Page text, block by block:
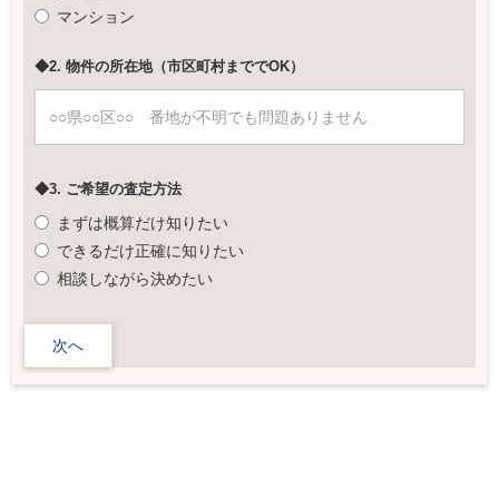
マンション
◆2. 物件の所在地（市区町村まででOK）
◆3. ご希望の査定方法
まずは概算だけ知りたい
できるだけ正確に知りたい
相談しながら決めたい
次へ